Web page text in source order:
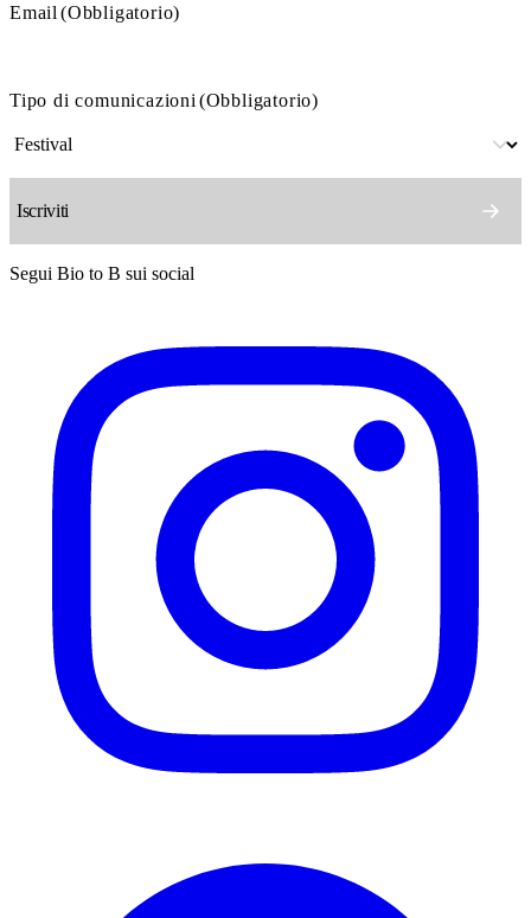
Email (Obbligatorio)
Tipo di comunicazioni (Obbligatorio)
Segui Bio to B sui social